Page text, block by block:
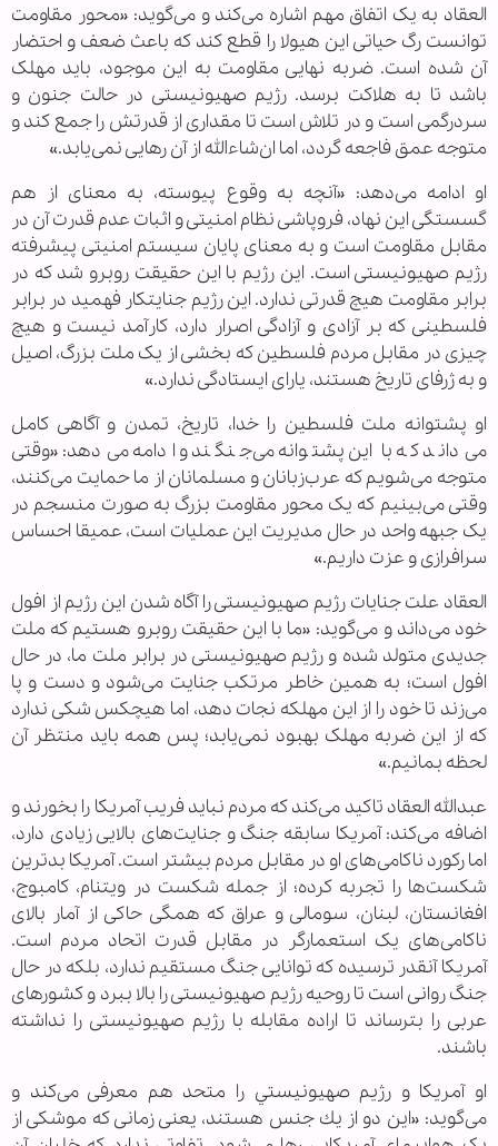
العقاد به یک اتفاق مهم اشاره می‌کند و می‌گوید: «محور مقاومت
توانست رگ حیاتی این هیولا را قطع کند که باعث ضعف و احتضار
آن شده است. ضربه نهایی مقاومت به این موجود، باید مهلک
باشد تا به هلاکت برسد. رژیم صهیونیستی در حالت جنون و
سردرگمی است و در تلاش است تا مقداری از قدرتش را جمع کند و
متوجه عمق فاجعه گردد، اما ان‌شاءالله از آن رهایی نمی‌یابد.»
او ادامه می‌دهد: «آنچه به وقوع پیوسته، به معنای از هم
گسستگی این نهاد، فروپاشی نظام امنیتی و اثبات عدم قدرت آن در
مقابل مقاومت است و به معنای پایان سیستم امنیتی پیشرفته
رژیم صهیونیستی است. این رژیم با این حقیقت روبرو شد که در
برابر مقاومت هیچ قدرتی ندارد. این رژیم جنایتکار فهمید در برابر
فلسطینی که بر آزادی و آزادگی اصرار دارد، کارآمد نیست و هیچ
چیزی در مقابل مردم فلسطین که بخشی از یک ملت بزرگ، اصیل
و به ژرفای تاریخ هستند، یارای ایستادگی ندارد.»
او پشتوانه ملت فلسطین را خدا، تاریخ، تمدن و آگاهی کامل
می‌داند که با این پشتوانه می‌جنگند و ادامه می‌دهد: «وقتی
متوجه می‌شویم که عرب‌زبانان و مسلمانان از ما حمایت می‌کنند،
وقتی می‌بینیم که یک محور مقاومت بزرگ به صورت منسجم در
یک جبهه واحد در حال مدیریت این عملیات است، عمیقا احساس
سرافرازی و عزت داریم.»
العقاد علت جنایات رژیم صهیونیستی را آگاه شدن این رژیم از افول
خود می‌داند و می‌گوید: «ما با این حقیقت روبرو هستیم که ملت
جدیدی متولد شده و رژیم صهیونیستی در برابر ملت ما، در حال
افول است؛ به همین خاطر مرتکب جنایت می‌شود و دست و پا
می‌زند تا خود را از این مهلکه نجات دهد، اما هیچکس شکی ندارد
که از این ضربه مهلک بهبود نمی‌یابد؛ پس همه باید منتظر آن
لحظه بمانیم.»
عبدالله العقاد تاکید می‌کند که مردم نباید فریب آمریکا را بخورند و
اضافه می‌کند: آمریکا سابقه جنگ و جنایت‌های بالایی زیادی دارد،
اما رکورد ناکامی‌های او در مقابل مردم بیشتر است. آمریکا بدترین
شکست‌ها را تجربه کرده؛ از جمله شکست در ویتنام، کامبوج،
افغانستان، لبنان، سومالی و عراق که همگی حاکی از آمار بالای
ناکامی‌های یک استعمارگر در مقابل قدرت اتحاد مردم است.
آمریکا آنقدر ترسیده که توانایی جنگ مستقیم ندارد، بلکه در حال
جنگ روانی است تا روحیه رژیم صهیونیستی را بالا ببرد و کشورهای
عربی را بترساند تا اراده مقابله با رژیم صهیونیستی را نداشته
باشند.
او آمريكا و رژیم صهيونيستي را متحد هم معرفی می‌کند و
می‌گوید: «این دو از يك جنس هستند، یعنی زمانی که موشكی از